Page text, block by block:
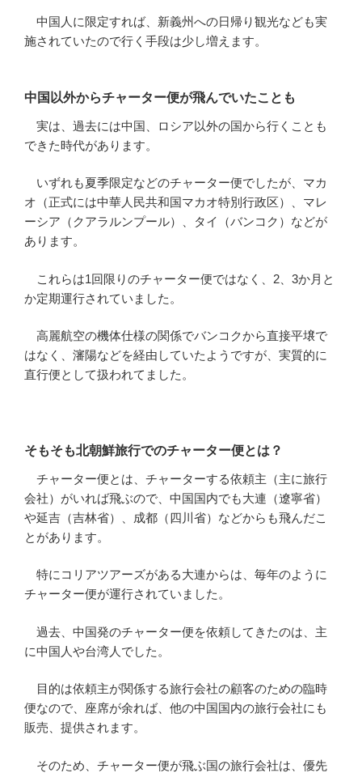
中国人に限定すれば、新義州への日帰り観光なども実
施されていたので行く手段は少し増えます。
中国以外からチャーター便が飛んでいたことも
実は、過去には中国、ロシア以外の国から行くことも
できた時代があります。
いずれも夏季限定などのチャーター便でしたが、マカ
オ（正式には中華人民共和国マカオ特別行政区）、マレ
ーシア（クアラルンプール）、タイ（バンコク）などが
あります。
これらは1回限りのチャーター便ではなく、2、3か月と
か定期運行されていました。
高麗航空の機体仕様の関係でバンコクから直接平壌で
はなく、瀋陽などを経由していたようですが、実質的に
直行便として扱われてました。
そもそも北朝鮮旅行でのチャーター便とは？
チャーター便とは、チャーターする依頼主（主に旅行
会社）がいれば飛ぶので、中国国内でも大連（遼寧省）
や延吉（吉林省）、成都（四川省）などからも飛んだこ
とがあります。
特にコリアツアーズがある大連からは、毎年のように
チャーター便が運行されていました。
過去、中国発のチャーター便を依頼してきたのは、主
に中国人や台湾人でした。
目的は依頼主が関係する旅行会社の顧客のための臨時
便なので、座席が余れば、他の中国国内の旅行会社にも
販売、提供されます。
そのため、チャーター便が飛ぶ国の旅行会社は、優先